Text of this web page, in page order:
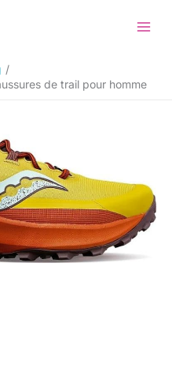
de trail pour homme